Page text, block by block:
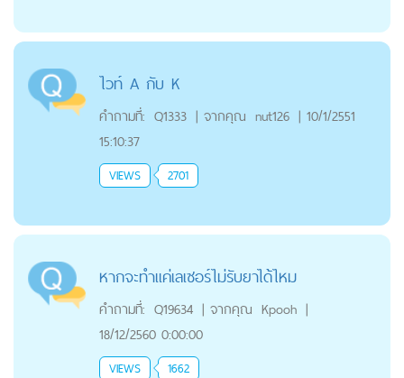
ไวท์ A กับ K
คำถามที่: Q1333 | จากคุณ nut126 | 10/1/2551
15:10:37
VIEWS 2701
หากจะทำเเค่เลเซอร์ไม่รับยาได้ไหม
คำถามที่: Q19634 | จากคุณ Kpooh |
18/12/2560 0:00:00
VIEWS 1662